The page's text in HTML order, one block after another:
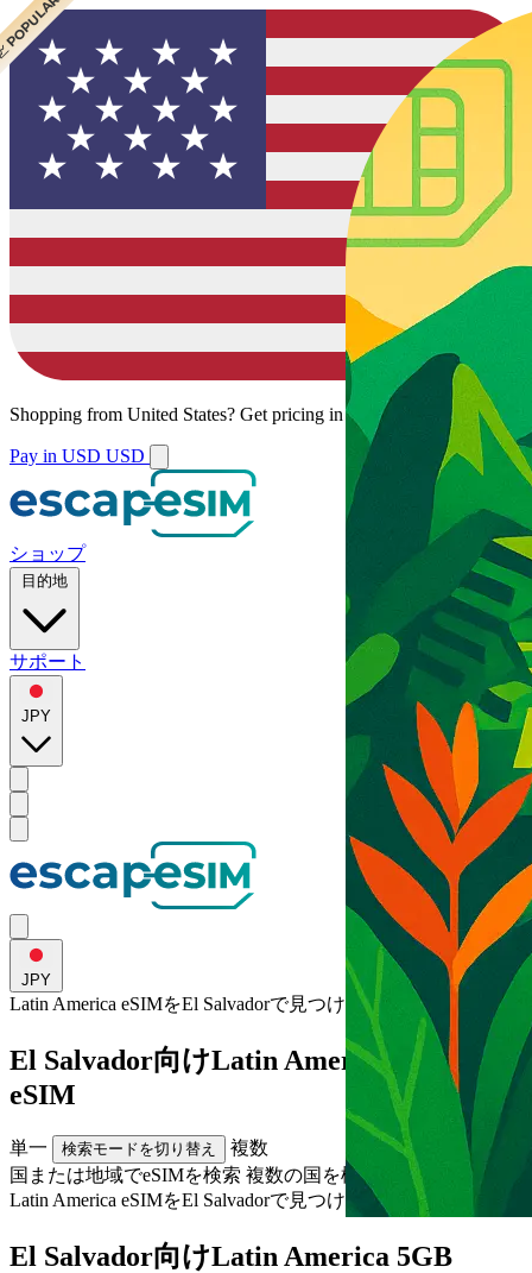
Shopping from United States? Get pricing in your local currency.
Pay in USD USD
ショップ
目的地
サポート
JPY
JPY
Latin America eSIMをEl Salvadorで見つける
El Salvador向けLatin America 5GB
eSIM
単一 検索モードを切り替え
複数
国または地域でeSIMを検索 複数の国を検索
Latin America eSIMをEl Salvadorで見つける
El Salvador向けLatin America 5GB
VALUE